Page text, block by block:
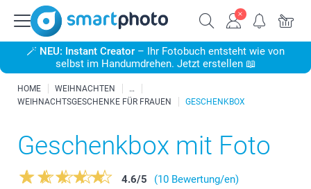
🪄 NEU: Instant Creator – Ihr Fotobuch entsteht wie von
selbst im Handumdrehen. Jetzt erstellen 📖
HOME
WEIHNACHTEN
WEIHNACHTSGESCHENKE FÜR FRAUEN
GESCHENKBOX
Geschenkbox mit Foto
4.6/5
(10 Bewertung/en)